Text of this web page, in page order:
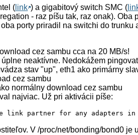
( link ) a gigabitový switch SMC (
- raz píšu tak, raz onak). Oba
porty priradil na switchi do trunku
cez sambu cca na 20 MB/s!
neaktívne. Nedokážem
stav "up", eth1 ako primárny
cez sambu
normálny download cez sambu
najviac. Už pri aktivácii píše:
link partner for any adapters in
V /proc/net/bonding/bond0 je